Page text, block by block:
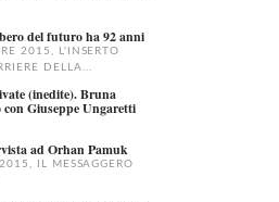
del futuro ha 92 anni
2015, L'INSERTO
DELLA...
(inedite). Bruna
Giuseppe Ungaretti
ad Orhan Pamuk
IL MESSAGGERO